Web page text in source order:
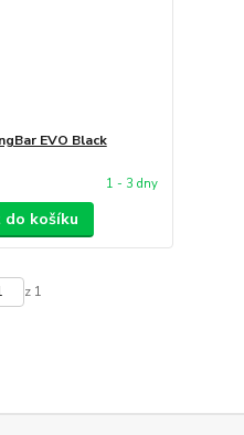
EVO Black
1 - 3 dny
do košíku
z 1